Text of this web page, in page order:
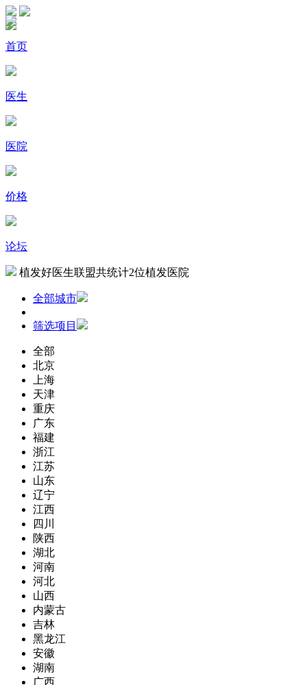
首页
医生
医院
价格
论坛
植发好医生联盟共统计2位植发医院
全部城市
筛选项目
全部
北京
上海
天津
重庆
广东
福建
浙江
江苏
山东
辽宁
江西
四川
陕西
湖北
河南
河北
山西
内蒙古
吉林
黑龙江
安徽
湖南
广西